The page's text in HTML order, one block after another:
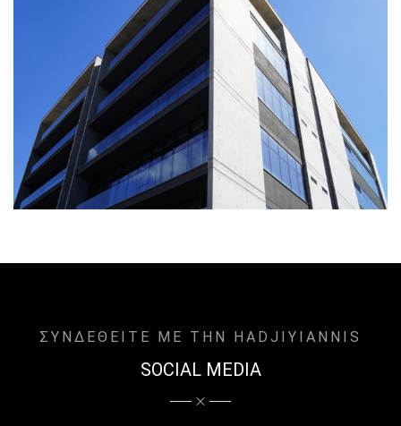
ΣΥΝΔΕΘΕΙΤΕ ΜΕ ΤΗΝ HADJIYIANNIS
SOCIAL MEDIA